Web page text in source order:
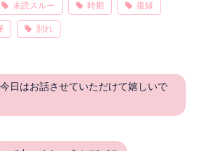
未読スルー 時期 復縁
別れ
日はお話させていただけて嬉しいで